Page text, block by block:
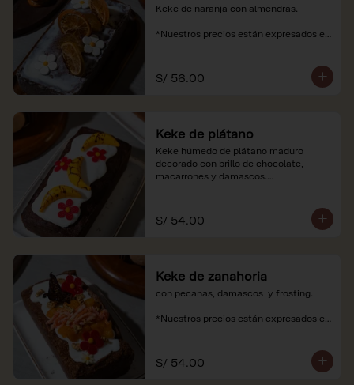
Keke de naranja con almendras.
*Nuestros precios están expresados en
S/ 56.00
Keke de plátano
Keke húmedo de plátano maduro
decorado con brillo de chocolate,
macarrones y damascos.
soles e incluyen impuestos de ley y
recargo al consumo.
S/ 54.00
Keke de zanahoria
con pecanas, damascos  y frosting.
*Nuestros precios están expresados en
S/ 54.00